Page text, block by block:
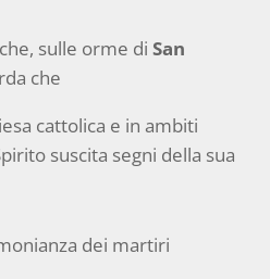
sulle orme diSan
che
cattolica e in ambiti
suscita segni della sua
dei martiri